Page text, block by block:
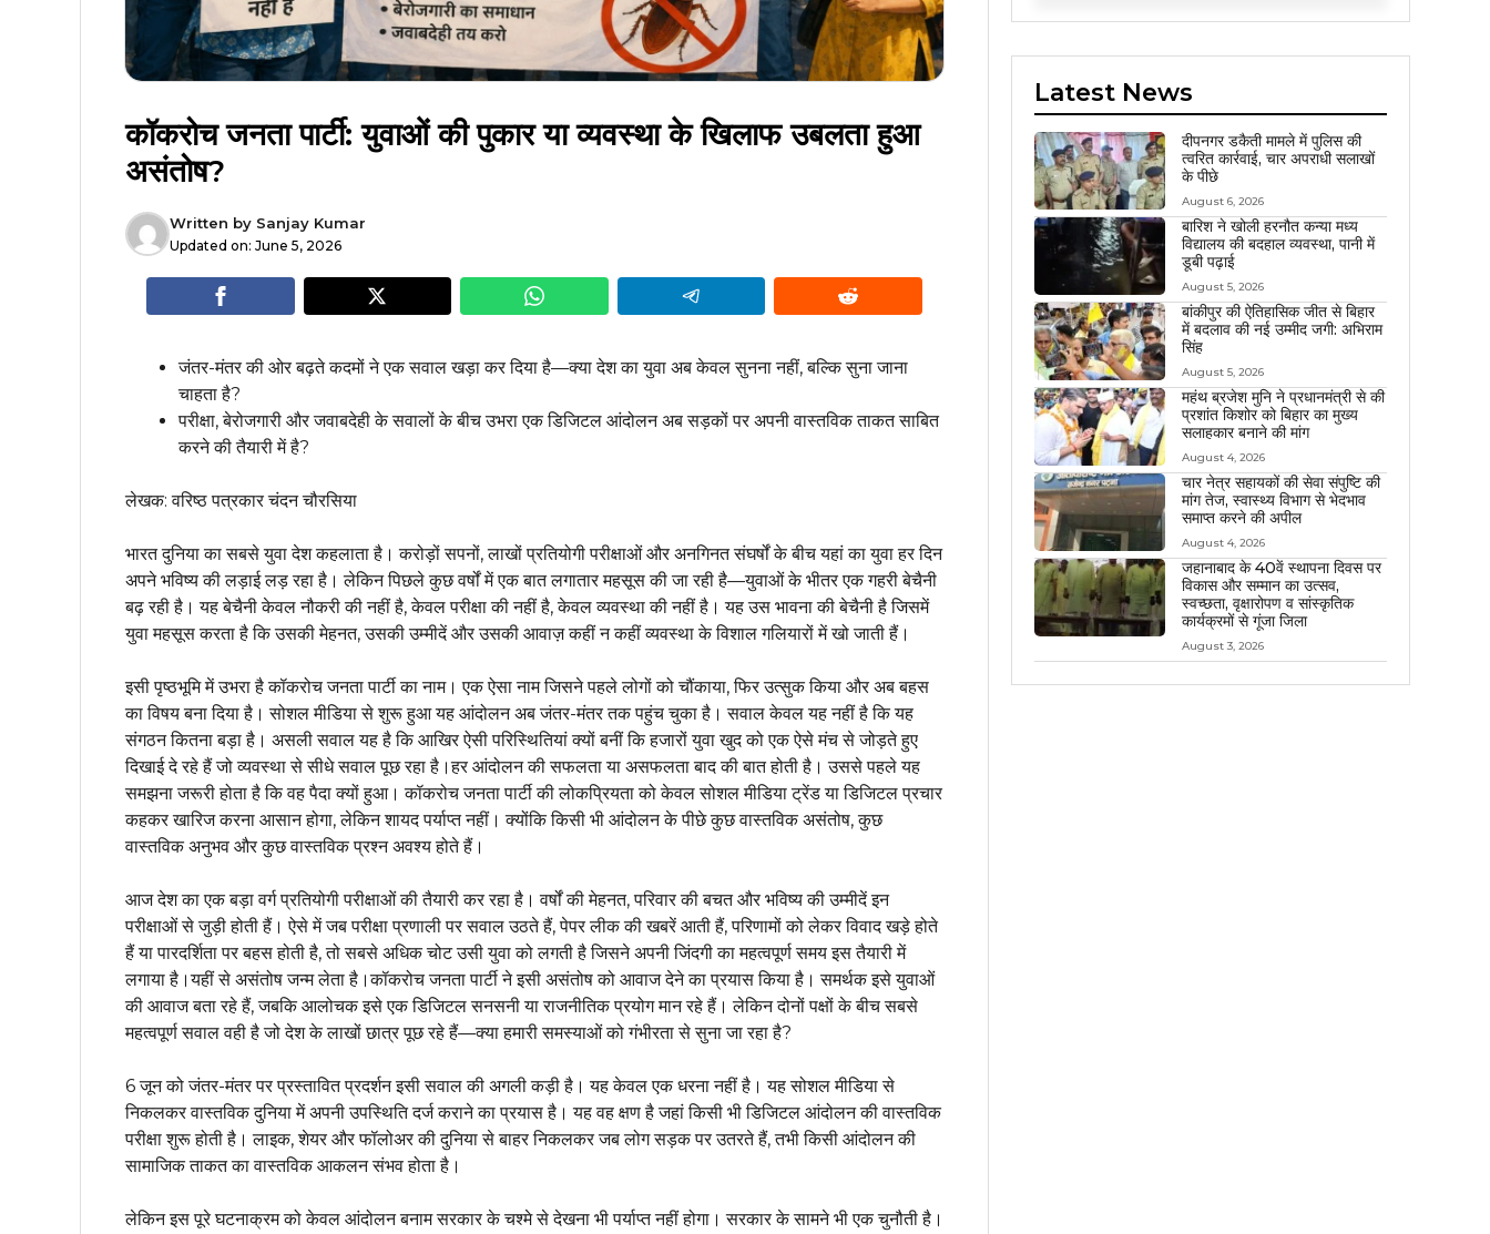
कॉकरोच जनता पार्टी: युवाओं की पुकार या व्यवस्था के खिलाफ उबलता हुआ
असंतोष?
Written by Sanjay Kumar
Updated on: June 5, 2026
जंतर-मंतर की ओर बढ़ते कदमों ने एक सवाल खड़ा कर दिया है—क्या देश का युवा अब केवल सुनना नहीं, बल्कि सुना जाना
चाहता है?
परीक्षा, बेरोजगारी और जवाबदेही के सवालों के बीच उभरा एक डिजिटल आंदोलन अब सड़कों पर अपनी वास्तविक ताकत साबित
करने की तैयारी में है?
लेखक: वरिष्ठ पत्रकार चंदन चौरसिया
भारत दुनिया का सबसे युवा देश कहलाता है। करोड़ों सपनों, लाखों प्रतियोगी परीक्षाओं और अनगिनत संघर्षों के बीच यहां का युवा हर दिन
अपने भविष्य की लड़ाई लड़ रहा है। लेकिन पिछले कुछ वर्षों में एक बात लगातार महसूस की जा रही है—युवाओं के भीतर एक गहरी बेचैनी
बढ़ रही है। यह बेचैनी केवल नौकरी की नहीं है, केवल परीक्षा की नहीं है, केवल व्यवस्था की नहीं है। यह उस भावना की बेचैनी है जिसमें
युवा महसूस करता है कि उसकी मेहनत, उसकी उम्मीदें और उसकी आवाज़ कहीं न कहीं व्यवस्था के विशाल गलियारों में खो जाती हैं।
इसी पृष्ठभूमि में उभरा है कॉकरोच जनता पार्टी का नाम। एक ऐसा नाम जिसने पहले लोगों को चौंकाया, फिर उत्सुक किया और अब बहस
का विषय बना दिया है। सोशल मीडिया से शुरू हुआ यह आंदोलन अब जंतर-मंतर तक पहुंच चुका है। सवाल केवल यह नहीं है कि यह
संगठन कितना बड़ा है। असली सवाल यह है कि आखिर ऐसी परिस्थितियां क्यों बनीं कि हजारों युवा खुद को एक ऐसे मंच से जोड़ते हुए
दिखाई दे रहे हैं जो व्यवस्था से सीधे सवाल पूछ रहा है।हर आंदोलन की सफलता या असफलता बाद की बात होती है। उससे पहले यह
समझना जरूरी होता है कि वह पैदा क्यों हुआ। कॉकरोच जनता पार्टी की लोकप्रियता को केवल सोशल मीडिया ट्रेंड या डिजिटल प्रचार
कहकर खारिज करना आसान होगा, लेकिन शायद पर्याप्त नहीं। क्योंकि किसी भी आंदोलन के पीछे कुछ वास्तविक असंतोष, कुछ
वास्तविक अनुभव और कुछ वास्तविक प्रश्न अवश्य होते हैं।
आज देश का एक बड़ा वर्ग प्रतियोगी परीक्षाओं की तैयारी कर रहा है। वर्षों की मेहनत, परिवार की बचत और भविष्य की उम्मीदें इन
परीक्षाओं से जुड़ी होती हैं। ऐसे में जब परीक्षा प्रणाली पर सवाल उठते हैं, पेपर लीक की खबरें आती हैं, परिणामों को लेकर विवाद खड़े होते
हैं या पारदर्शिता पर बहस होती है, तो सबसे अधिक चोट उसी युवा को लगती है जिसने अपनी जिंदगी का महत्वपूर्ण समय इस तैयारी में
लगाया है।यहीं से असंतोष जन्म लेता है।कॉकरोच जनता पार्टी ने इसी असंतोष को आवाज देने का प्रयास किया है। समर्थक इसे युवाओं
की आवाज बता रहे हैं, जबकि आलोचक इसे एक डिजिटल सनसनी या राजनीतिक प्रयोग मान रहे हैं। लेकिन दोनों पक्षों के बीच सबसे
महत्वपूर्ण सवाल वही है जो देश के लाखों छात्र पूछ रहे हैं—क्या हमारी समस्याओं को गंभीरता से सुना जा रहा है?
6 जून को जंतर-मंतर पर प्रस्तावित प्रदर्शन इसी सवाल की अगली कड़ी है। यह केवल एक धरना नहीं है। यह सोशल मीडिया से
निकलकर वास्तविक दुनिया में अपनी उपस्थिति दर्ज कराने का प्रयास है। यह वह क्षण है जहां किसी भी डिजिटल आंदोलन की वास्तविक
परीक्षा शुरू होती है। लाइक, शेयर और फॉलोअर की दुनिया से बाहर निकलकर जब लोग सड़क पर उतरते हैं, तभी किसी आंदोलन की
सामाजिक ताकत का वास्तविक आकलन संभव होता है।
लेकिन इस पूरे घटनाक्रम को केवल आंदोलन बनाम सरकार के चश्मे से देखना भी पर्याप्त नहीं होगा। सरकार के सामने भी एक चुनौती है।
Latest News
दीपनगर डकैती मामले में पुलिस की
त्वरित कार्रवाई, चार अपराधी सलाखों
के पीछे
August 6, 2026
बारिश ने खोली हरनौत कन्या मध्य
विद्यालय की बदहाल व्यवस्था, पानी में
डूबी पढ़ाई
August 5, 2026
बांकीपुर की ऐतिहासिक जीत से बिहार
में बदलाव की नई उम्मीद जगी: अभिराम
सिंह
August 5, 2026
महंथ ब्रजेश मुनि ने प्रधानमंत्री से की
प्रशांत किशोर को बिहार का मुख्य
सलाहकार बनाने की मांग
August 4, 2026
चार नेत्र सहायकों की सेवा संपुष्टि की
मांग तेज, स्वास्थ्य विभाग से भेदभाव
समाप्त करने की अपील
August 4, 2026
जहानाबाद के 40वें स्थापना दिवस पर
विकास और सम्मान का उत्सव,
स्वच्छता, वृक्षारोपण व सांस्कृतिक
कार्यक्रमों से गूंजा जिला
August 3, 2026